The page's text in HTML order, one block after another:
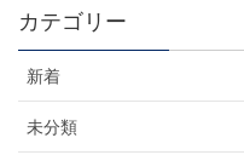
カテゴリー
新着
未分類